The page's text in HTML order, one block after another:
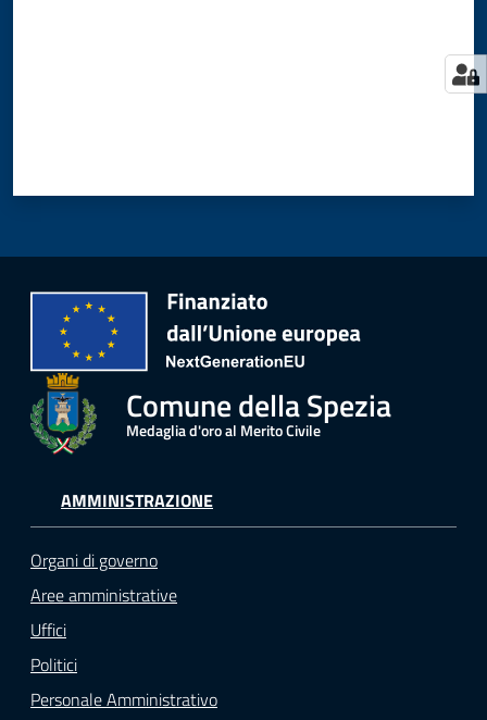
Comune della Spezia
Medaglia d'oro al Merito Civile
AMMINISTRAZIONE
Organi di governo
Aree amministrative
Uffici
Politici
Personale Amministrativo